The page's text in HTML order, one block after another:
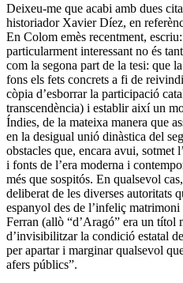
Deixeu-me que acabi amb dues
historiador Xavier Díez, en
En Colom emès recentment,
particularment interessant no és
com la segona part de la tesi: que
fons els fets concrets a fi de
còpia d’esborrar la participació
transcendència) i establir així un
Índies, de la mateixa manera que
en la desigual unió dinàstica del
obstacles que, encara avui, sotmet
i fonts de l’era moderna i
més que sospitós. En qualsevol
deliberat de les diverses autoritats
espanyol des de l’infeliç
Ferran (allò “d’Aragó” era un títol
d’invisibilitzar la condició estatal
per apartar i marginar qualsevol
afers públics”.